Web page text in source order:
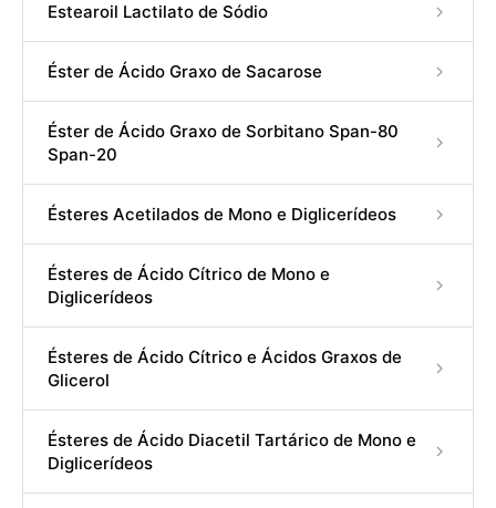
Estearoil Lactilato de Sódio
Éster de Ácido Graxo de Sacarose
Éster de Ácido Graxo de Sorbitano Span-80
Span-20
Ésteres Acetilados de Mono e Diglicerídeos
Ésteres de Ácido Cítrico de Mono e
Diglicerídeos
Ésteres de Ácido Cítrico e Ácidos Graxos de
Glicerol
Ésteres de Ácido Diacetil Tartárico de Mono e
Diglicerídeos